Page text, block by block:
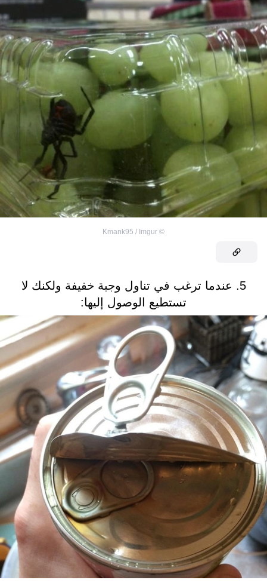
©
Kmank95 / Imgur
5. عندما ترغب في تناول وجبة خفيفة ولكنك لا
تستطيع الوصول إليها: